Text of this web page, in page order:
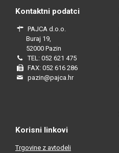
Kontaktni podatci
PAJCA d.o.o.
Buraj 19,
52000 Pazin
TEL: 052 621 475
FAX: 052 616 286
pazin@pajca.hr
Korisni linkovi
Trgovine z avtodeli